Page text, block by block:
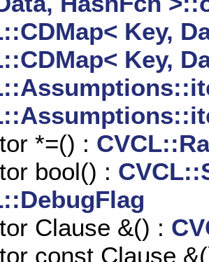
Key,
Key,
*=() :
bool() :
Clause &() :
const Clause